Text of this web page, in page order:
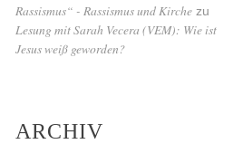
Rassismus“ - Rassismus und Kirche zu
Lesung mit Sarah Vecera (VEM): Wie ist
Jesus weiß geworden?
ARCHIV